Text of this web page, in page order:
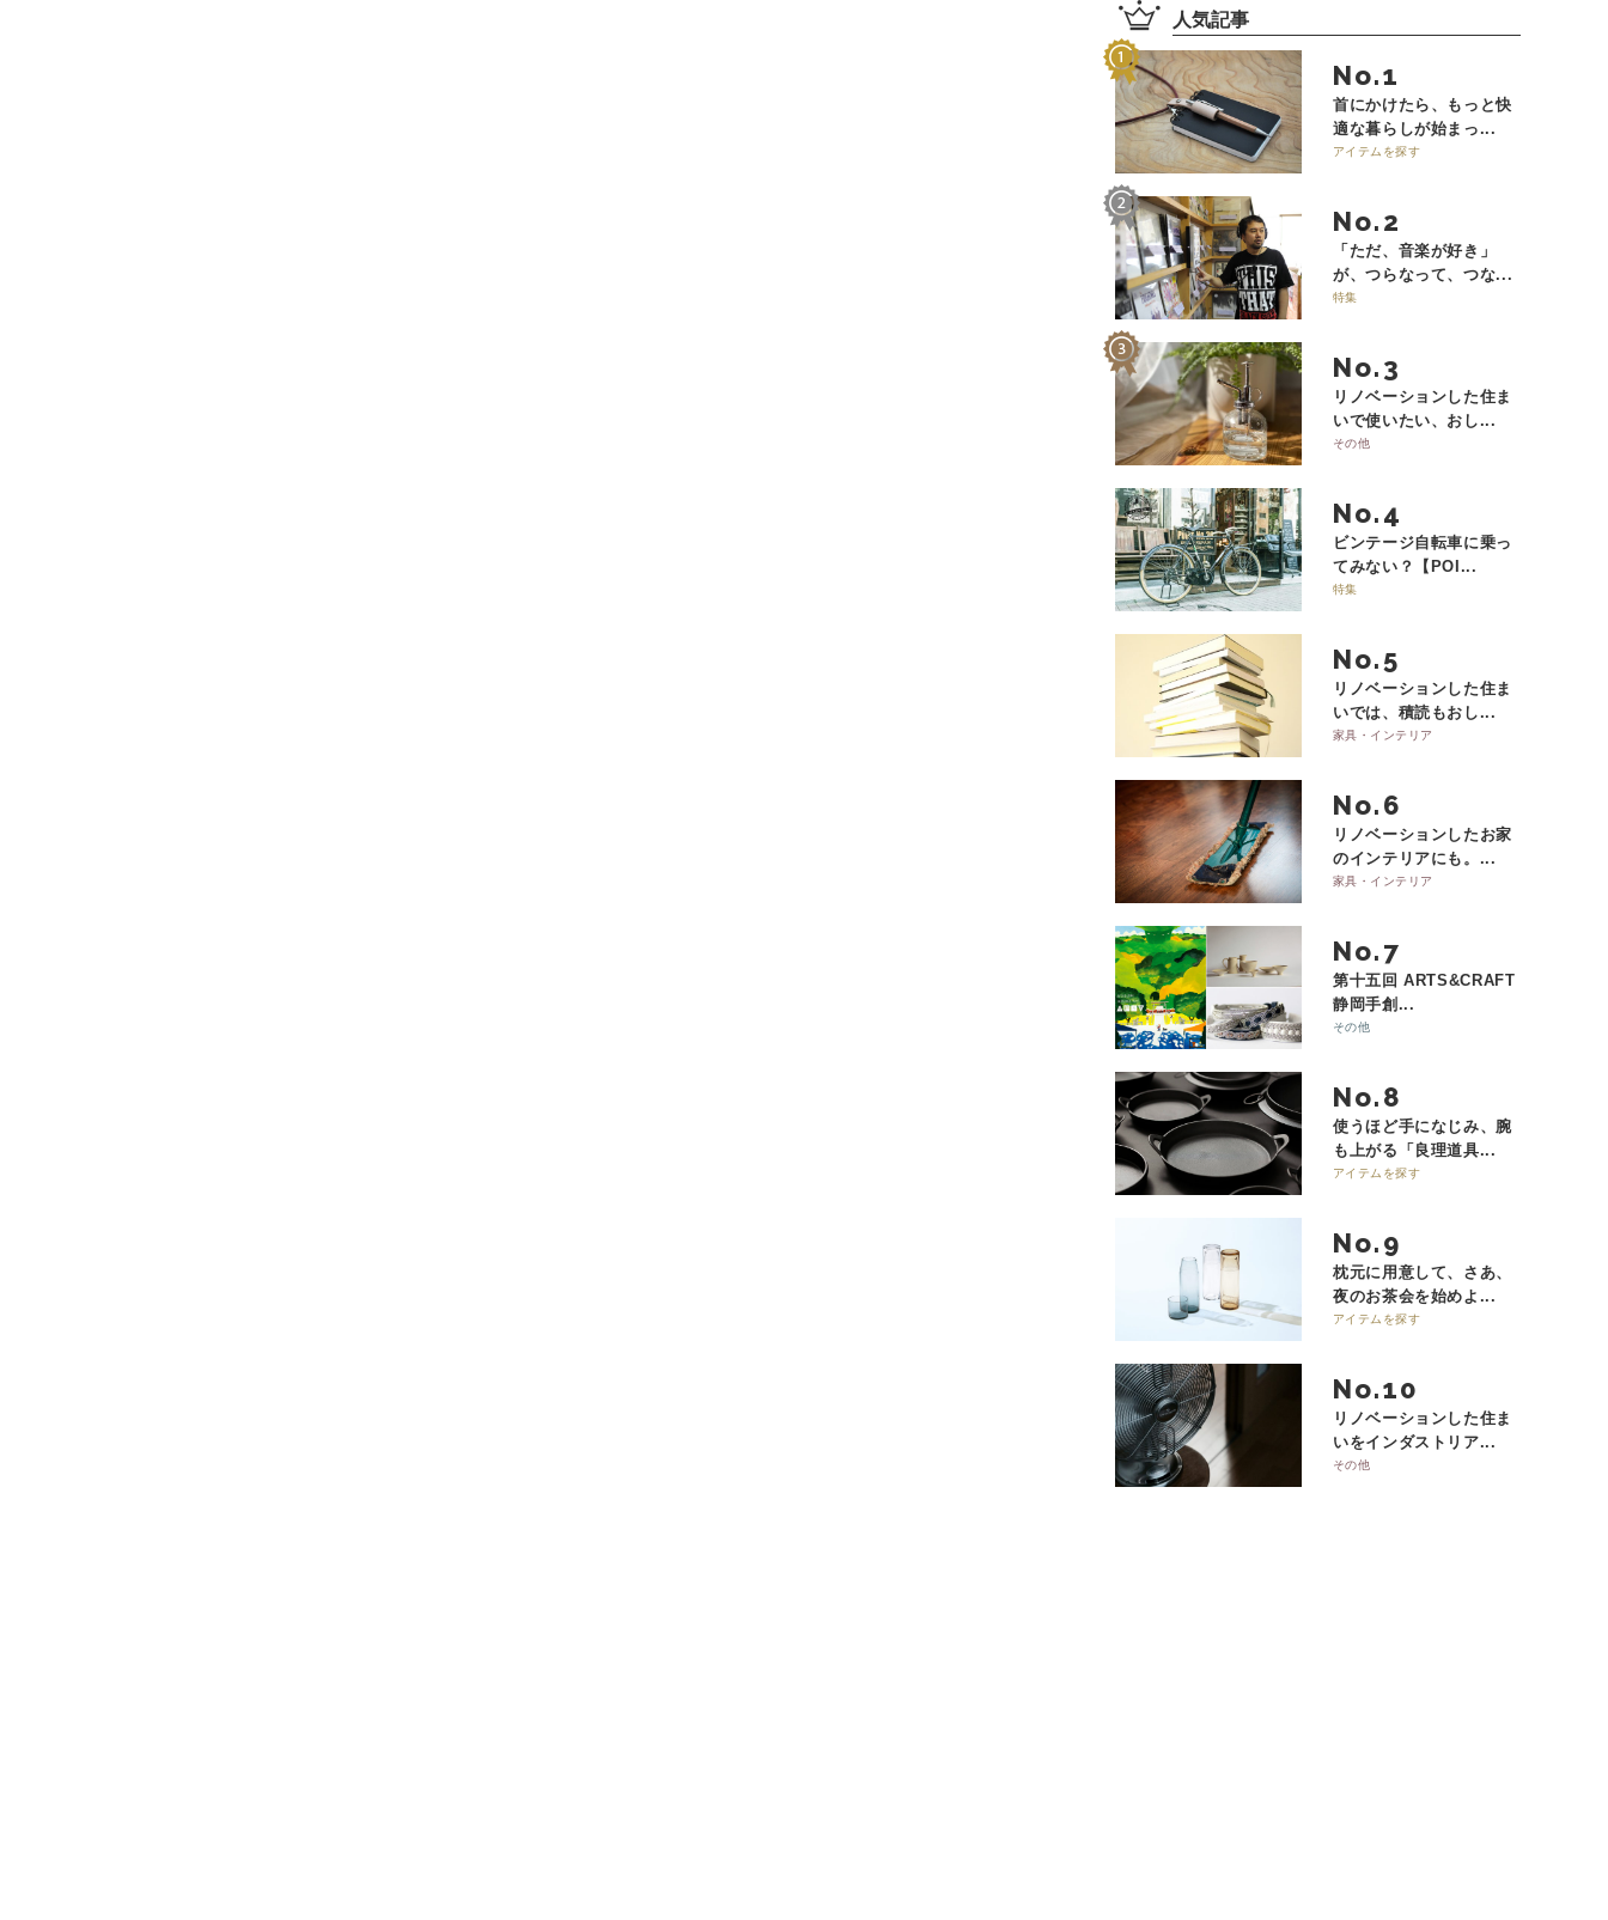
人気記事
No.
首にかけたら、もっと快
適な暮らしが始まっ...
アイテムを探す
No.
「ただ、音楽が好き」
が、つらなって、つな...
特集
No.
リノベーションした住ま
いで使いたい、おし...
その他
No.
ビンテージ自転車に乗っ
てみない？【POI...
特集
No.
リノベーションした住ま
いでは、積読もおし...
家具・インテリア
No.
リノベーションしたお家
のインテリアにも。...
家具・インテリア
No.
第十五回 ARTS&CRAFT
静岡手創...
その他
No.
使うほど手になじみ、腕
も上がる「良理道具...
アイテムを探す
No.
枕元に用意して、さあ、
夜のお茶会を始めよ...
アイテムを探す
No.
リノベーションした住ま
いをインダストリア...
その他